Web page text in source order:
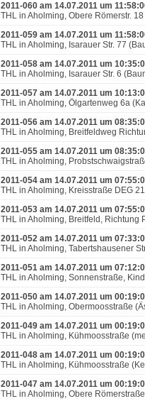
2011-060 am 14.07.2011 um
THL in Aholming, Obere Römerstr.
2011-059 am 14.07.2011 um
THL in Aholming, Isarauer Str. 77
2011-058 am 14.07.2011 um
THL in Aholming, Isarauer Str. 6
2011-057 am 14.07.2011 um
THL in Aholming, Ölgartenweg 6a
2011-056 am 14.07.2011 um
THL in Aholming, Breitfeldweg
2011-055 am 14.07.2011 um
THL in Aholming,
2011-054 am 14.07.2011 um
THL in Aholming, Kreisstraße DEG
2011-053 am 14.07.2011 um
THL in Aholming, Breitfeld, Richtung
2011-052 am 14.07.2011 um
THL in Aholming, Tabertshausener
2011-051 am 14.07.2011 um
THL in Aholming, Sonnenstraße,
2011-050 am 14.07.2011 um
THL in Aholming, Obermoosstraße
2011-049 am 14.07.2011 um
THL in Aholming, Kühmoosstraße
2011-048 am 14.07.2011 um
THL in Aholming, Kühmoosstraße
2011-047 am 14.07.2011 um
THL in Aholming, Obere